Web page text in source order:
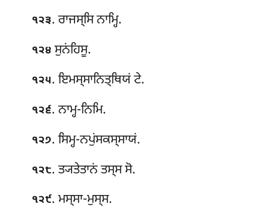
੧੨੩. ਰਾਜਸ੍ਸਿ ਨਾਮ੍ਹਿ.
੧੨੪ ਸੁਨਂਹਿਸੂ.
੧੨੫. ਇਮਸ੍ਸਾਨਿਤ੍ਥਿਯਂ ਟੇ.
੧੨੬. ਨਾਮ੍ਹ-ਨਿਮਿ.
੧੨੭. ਸਿਮ੍ਹ-ਨਪੁਂਸਕਸ੍ਸਾਯਂ.
੧੨੮. ਤ੍ਯਤੇਤਾਨਂ ਤਸ੍ਸ ਸੋ.
੧੨੯. ਮਸ੍ਸਾ-ਮੁਸ੍ਸ.